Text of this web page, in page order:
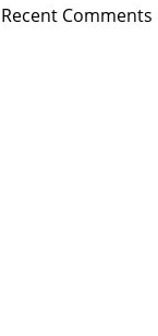
Recent Comments